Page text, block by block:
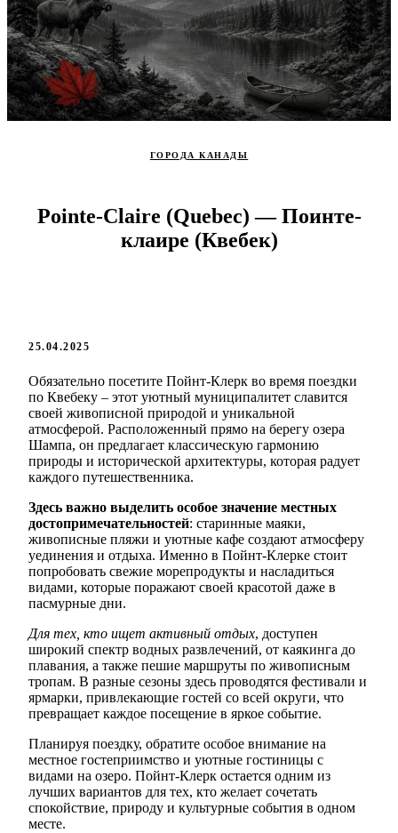
ГОРОДА КАНАДЫ
Pointe-Claire (Quebec) — Поинте-
клаире (Квебек)
25.04.2025
Обязательно посетите Пойнт-Клерк во время поездки
по Квебеку – этот уютный муниципалитет славится
своей живописной природой и уникальной
атмосферой. Расположенный прямо на берегу озера
Шампа, он предлагает классическую гармонию
природы и исторической архитектуры, которая радует
каждого путешественника.
Здесь важно выделить особое значение местных
достопримечательностей: старинные маяки,
живописные пляжи и уютные кафе создают атмосферу
уединения и отдыха. Именно в Пойнт-Клерке стоит
попробовать свежие морепродукты и насладиться
видами, которые поражают своей красотой даже в
пасмурные дни.
Для тех, кто ищет активный отдых, доступен
широкий спектр водных развлечений, от каякинга до
плавания, а также пешие маршруты по живописным
тропам. В разные сезоны здесь проводятся фестивали и
ярмарки, привлекающие гостей со всей округи, что
превращает каждое посещение в яркое событие.
Планируя поездку, обратите особое внимание на
местное гостеприимство и уютные гостиницы с
видами на озеро. Пойнт-Клерк остается одним из
лучших вариантов для тех, кто желает сочетать
спокойствие, природу и культурные события в одном
месте.